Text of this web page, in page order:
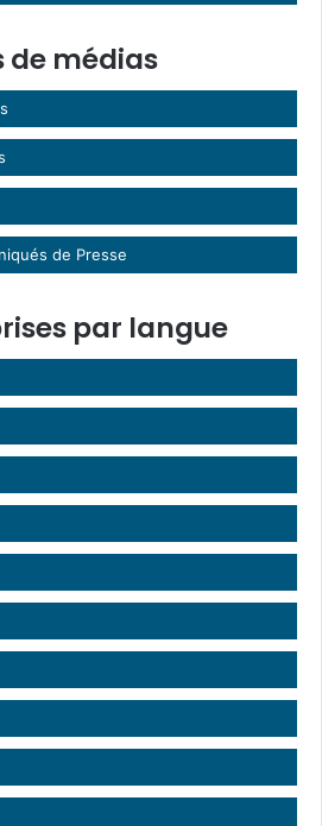
de médias
de Presse
par langue